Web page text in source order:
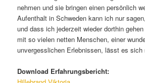
nehmen und sie bringen einen persönlich
Aufenthalt in Schweden kann ich nur
und dass ich jederzeit wieder dorthin
mit so vielen netten Menschen, einer
unvergesslichen Erlebnissen, lässt es
Download Erfahrungsbericht: